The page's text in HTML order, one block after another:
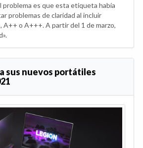
es que esta etiqueta había
problemas de claridad al incluir
A++ o A+++. A partir del 1 de marzo,
sus nuevos portátiles